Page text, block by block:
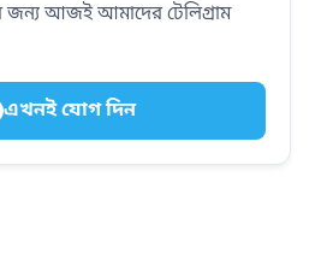
জন্য আজই আমাদের টেলিগ্রাম
এখনই যোগ দিন